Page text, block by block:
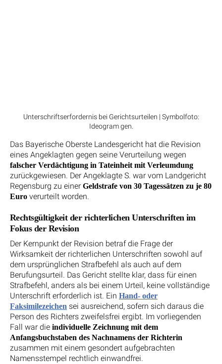
Unterschriftserfordernis bei Gerichtsurteilen | Symbolfoto:
Ideogram gen.
Das Bayerische Oberste Landesgericht hat die Revision
eines Angeklagten gegen seine Verurteilung wegen
falscher Verdächtigung in Tateinheit mit Verleumdung
zurückgewiesen. Der Angeklagte S. war vom Landgericht
Regensburg zu einer Geldstrafe von 30 Tagessätzen zu je 80
Euro verurteilt worden.
Rechtsgültigkeit der richterlichen Unterschriften im
Fokus der Revision
Der Kernpunkt der Revision betraf die Frage der
Wirksamkeit der richterlichen Unterschriften sowohl auf
dem ursprünglichen Strafbefehl als auch auf dem
Berufungsurteil. Das Gericht stellte klar, dass für einen
Strafbefehl, anders als bei einem Urteil, keine vollständige
Unterschrift erforderlich ist. Ein Hand- oder
Faksimilezeichen sei ausreichend, sofern sich daraus die
Person des Richters zweifelsfrei ergibt. Im vorliegenden
Fall war die individuelle Zeichnung mit dem
Anfangsbuchstaben des Nachnamens der Richterin
zusammen mit einem gesondert aufgebrachten
Namensstempel rechtlich einwandfrei.